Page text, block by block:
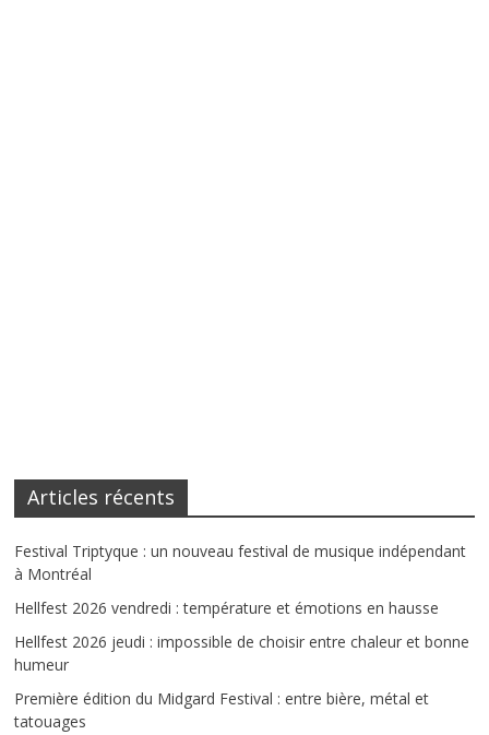
Articles récents
Festival Triptyque : un nouveau festival de musique indépendant
à Montréal
Hellfest 2026 vendredi : température et émotions en hausse
Hellfest 2026 jeudi : impossible de choisir entre chaleur et bonne
humeur
Première édition du Midgard Festival : entre bière, métal et
tatouages